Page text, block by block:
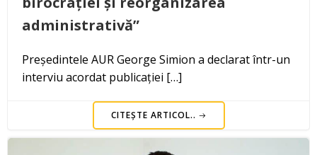
administrativă”
Președintele AUR George Simion a declarat într-un
interviu acordat publicației […]
CITEȘTE ARTICOL..